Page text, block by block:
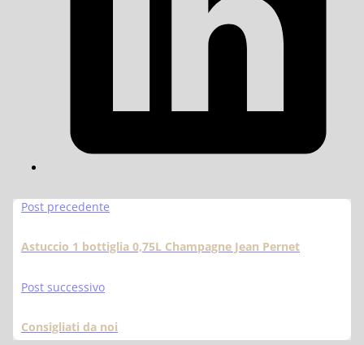
Post precedente
Astuccio 1 bottiglia 0,75L Champagne Jean Pernet
Post successivo
Consigliati da noi